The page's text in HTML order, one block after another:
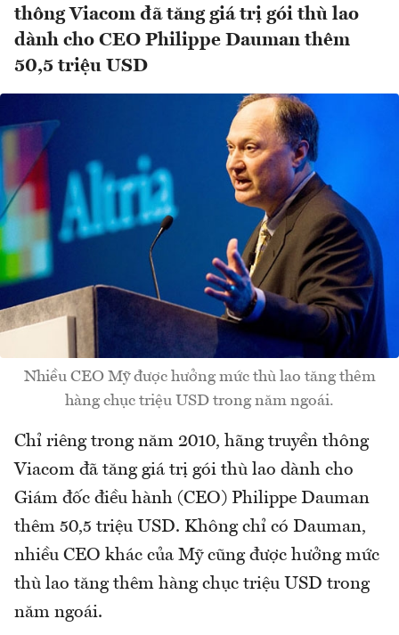
thông Viacom đã tăng giá trị gói thù lao
dành cho CEO Philippe Dauman thêm
50,5 triệu USD
Nhiều CEO Mỹ được hưởng mức thù lao tăng thêm
hàng chục triệu USD trong năm ngoái.
Chỉ riêng trong năm 2010, hãng truyền thông
Viacom đã tăng giá trị gói thù lao dành cho
Giám đốc điều hành (CEO) Philippe Dauman
thêm 50,5 triệu USD. Không chỉ có Dauman,
nhiều CEO khác của Mỹ cũng được hưởng mức
thù lao tăng thêm hàng chục triệu USD trong
năm ngoái.